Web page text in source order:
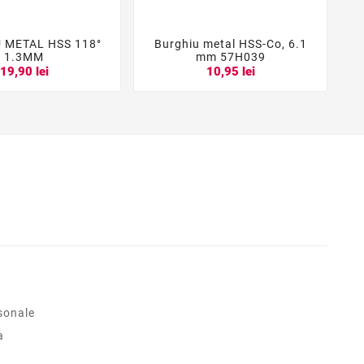

METAL HSS 118°
1.3MM
19,90 lei
  
Burghiu metal HSS-Co, 6.1
mm 57H039
10,95 lei